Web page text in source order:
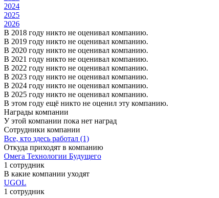
2024
2025
2026
В 2018 году никто не оценивал компанию.
В 2019 году никто не оценивал компанию.
В 2020 году никто не оценивал компанию.
В 2021 году никто не оценивал компанию.
В 2022 году никто не оценивал компанию.
В 2023 году никто не оценивал компанию.
В 2024 году никто не оценивал компанию.
В 2025 году никто не оценивал компанию.
В этом году ещё никто не оценил эту компанию.
Награды компании
У этой компании пока нет наград
Сотрудники компании
Все, кто здесь работал (1)
Откуда приходят в компанию
Омега Технологии Будущего
1 сотрудник
В какие компании уходят
UGOL
1 сотрудник